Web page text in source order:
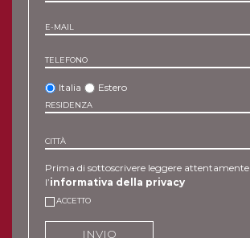
E-MAIL
TELEFONO
Italia Estero
RESIDENZA
CITTÀ
Prima di sottoscrivere leggere attentamente
l’informativa della privacy
ACCETTO
INVIO